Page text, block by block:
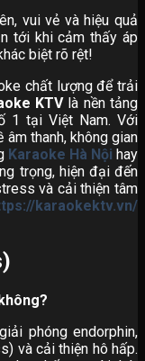
vui vẻ và hiệu quả
tới khi cảm thấy áp
biệt rõ rệt!
chất lượng để trải
KTVlà nền tảng
1 tại Việt Nam. Với
thanh, không gian
Karaoke Hà Nội hay
trọng, hiện đại đến
và cải thiện tâm
karaokektv.vn/
phóng endorphin,
và cải thiện hô hấp.